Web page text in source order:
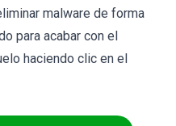
malware de forma
para acabar con el
haciendo clic en el